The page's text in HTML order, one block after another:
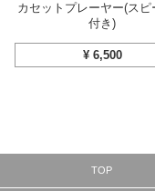
カセットプレーヤー(スピ
付き)
¥ 6,500
TOP